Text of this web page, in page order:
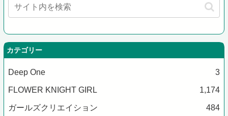
カテゴリー
Deep One 3
FLOWER KNIGHT GIRL 1,174
ガールズクリエイション 484